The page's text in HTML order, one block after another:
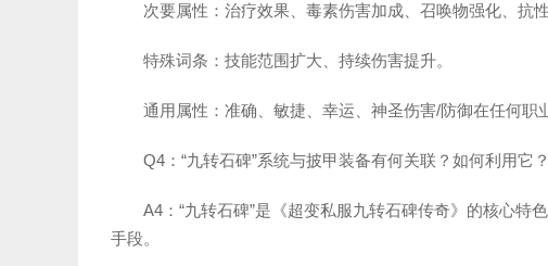
次要属性：治疗效果、毒素伤害加成、召唤物强化、抗性
特殊词条：技能范围扩大、持续伤害提升。
通用属性：准确、敏捷、幸运、神圣伤害/防御在任何职
Q4：“九转石碑”系统与披甲装备有何关联？如何利用它？
A4：“九转石碑”是《超变私服九转石碑传奇》的核心特
手段。